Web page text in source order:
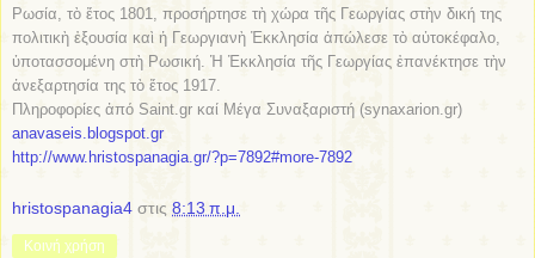
Ρωσία, τὸ ἔτος 1801, προσήρτησε τὴ χώρα τῆς Γεωργίας στὴν δική της
πολιτικὴ ἐξουσία καὶ ἡ Γεωργιανὴ Ἐκκλησία ἀπώλεσε τὸ αὐτοκέφαλο,
ὑποτασσομένη στὴ Ρωσική. Ἡ Ἐκκλησία τῆς Γεωργίας ἐπανέκτησε τὴν
ἀνεξαρτησία της τὸ ἔτος 1917.
Πληροφορίες ἀπό Saint.gr καί Μέγα Συναξαριστή (synaxarion.gr)
anavaseis.blogspot.gr
http://www.hristospanagia.gr/?p=7892#more-7892
hristospanagia4 στις 8:13 π.μ.
Κοινή χρήση